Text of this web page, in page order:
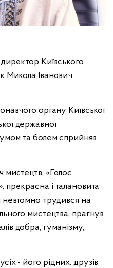
Київського
Микола Іванович
органу Київської
державної
та болем сприйняв
мистецтв, «Голос
прекрасна і талановита
трудився на
мистецтва, прагнув
добра, гуманізму,
- його рідних, друзів,